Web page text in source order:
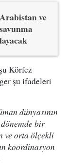
ve
Körfez
şu ifadeleri
dünyasının
bir
ve orta ölçekli
koordinasyon